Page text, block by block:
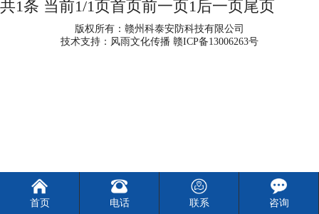
共1条 当前1/1页首页前一页1后一页尾页
版权所有：赣州科泰安防科技有限公司
技术支持：风雨文化传播 赣ICP备13006263号
首页 电话 联系 咨询